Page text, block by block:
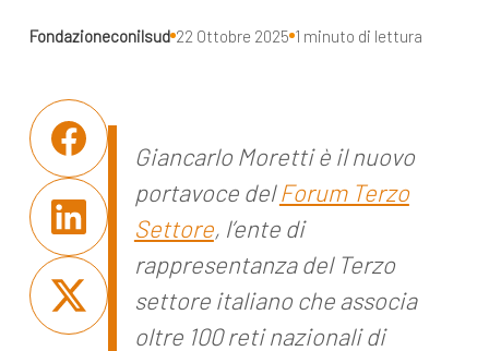
Fondazioneconilsud 22 Ottobre 2025 1 minuto di lettura
Giancarlo Moretti è il nuovo
portavoce delForum Terzo
Settore, l’ente di
rappresentanza del Terzo
settore italiano che associa
oltre 100 reti nazionali di
Appuntamenti
Seguici sui social: